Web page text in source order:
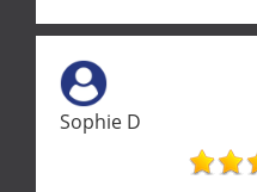
demande de l écoute
ne se trouve que chez
Merci a ce monsieur
Sophie D